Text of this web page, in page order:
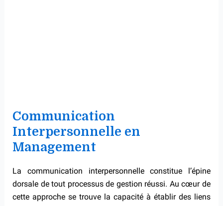
Communication
Interpersonnelle en
Management
La communication interpersonnelle constitue l’épine
dorsale de tout processus de gestion réussi. Au cœur de
cette approche se trouve la capacité à établir des liens